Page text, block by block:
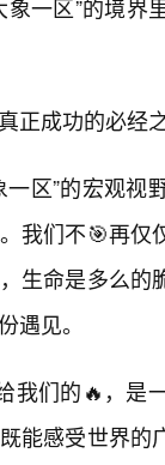
象一区”的境
正成功的必经
一区”的宏观
我们不🎯再
生命是多么
遇见。
我们的🔥，
能感受世界